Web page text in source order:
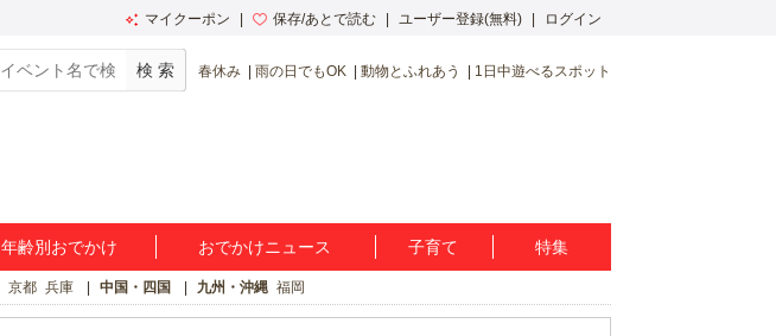
マイクーポン 保存/あとで読む ユーザー登録(無料) ログイン
春休み 雨の日でもOK 動物とふれあう 1日中遊べるスポット
年齢別おでかけ おでかけニュース 子育て 特集
京都 兵庫 中国・四国 九州・沖縄 福岡